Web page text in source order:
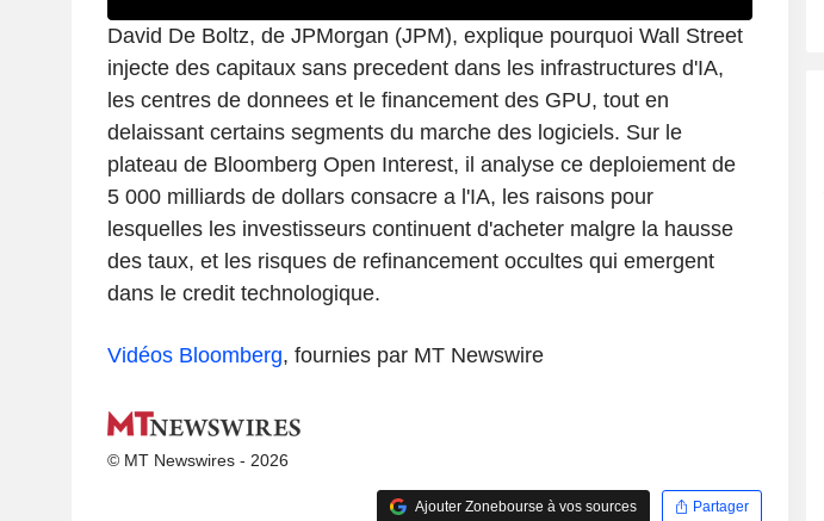
David De Boltz, de JPMorgan (JPM), explique pourquoi Wall Street
injecte des capitaux sans precedent dans les infrastructures d'IA,
les centres de donnees et le financement des GPU, tout en
delaissant certains segments du marche des logiciels. Sur le
plateau de Bloomberg Open Interest, il analyse ce deploiement de
5 000 milliards de dollars consacre a l'IA, les raisons pour
lesquelles les investisseurs continuent d'acheter malgre la hausse
des taux, et les risques de refinancement occultes qui emergent
dans le credit technologique.
Vidéos Bloomberg, fournies par MT Newswire
© MT Newswires - 2026
Ajouter Zonebourse à vos sources Partager